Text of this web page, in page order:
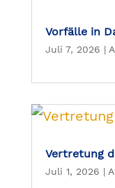
Vorfälle in
Juli 7, 2026 |
Vertretung
Juli 1, 2026 |